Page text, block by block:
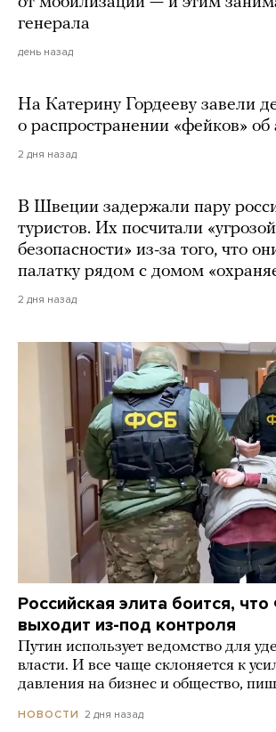
генерала
день назад
На Катерину Гордееву завели
о распространении «фейков»
2 дня назад
В Швеции задержали пару
туристов. Их посчитали «угрозой
безопасности» из-за того, что
палатку рядом с домом
2 дня назад
Российская элита боится,
выходит из-под контроля
Путин использует ведомство для
власти. И все чаще склоняется к
давления на бизнес и общество,
НОВОСТИ 2 дня назад